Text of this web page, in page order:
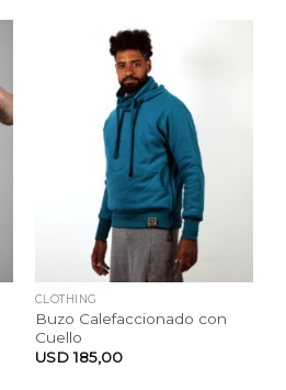
CLOTHING
Buzo Calefaccionado con
Cuello
USD185,00